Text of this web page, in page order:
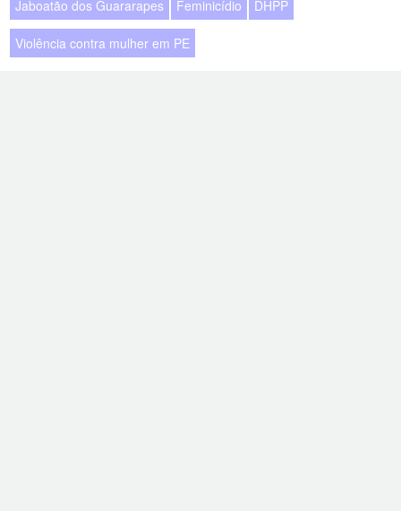
Jaboatão dos Guararapes Feminicídio DHPP
Violência contra mulher em PE